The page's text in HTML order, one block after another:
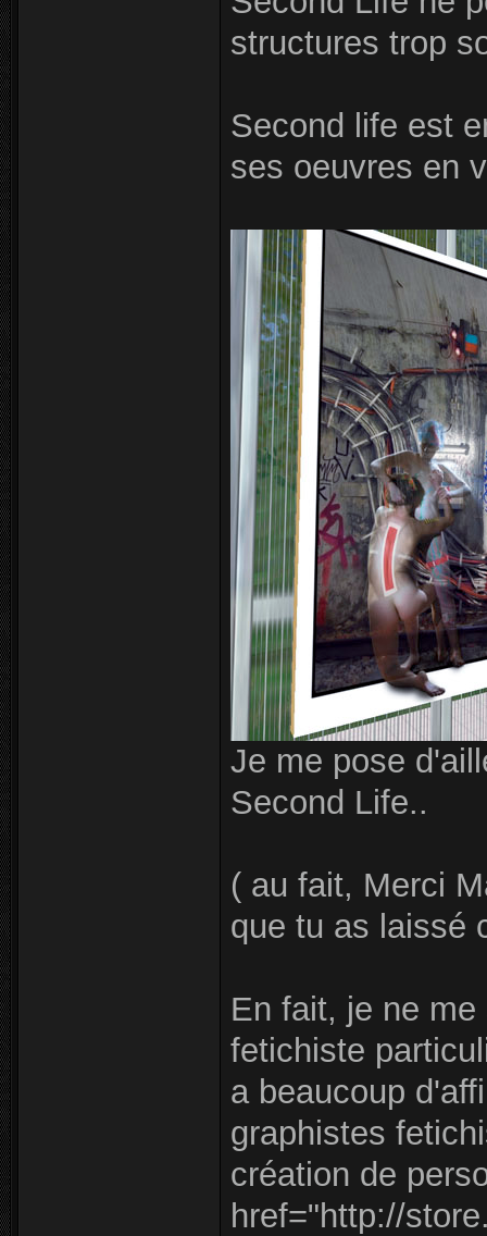
structures trop
Second life est
ses oeuvres en
Je me pose
Second Life..
( au fait, Merci
que tu as laissé
En fait, je ne
fetichiste
a beaucoup
graphistes
création de
href="http://